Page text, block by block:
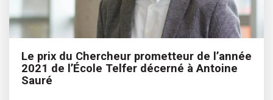
Le prix du Chercheur prometteur de l’année
2021 de l’École Telfer décerné à Antoine
Sauré